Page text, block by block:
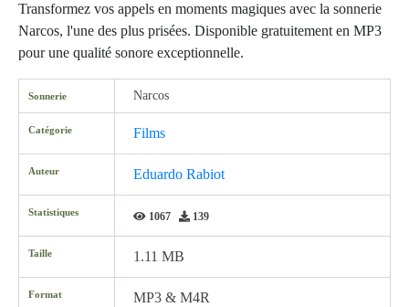
Transformez vos appels en moments magiques avec la sonnerie
Narcos, l'une des plus prisées. Disponible gratuitement en MP3
pour une qualité sonore exceptionnelle.
Sonnerie Narcos
Catégorie Films
Auteur Eduardo Rabiot
Statistiques 1067 139
Taille 1.11 MB
Format MP3 & M4R